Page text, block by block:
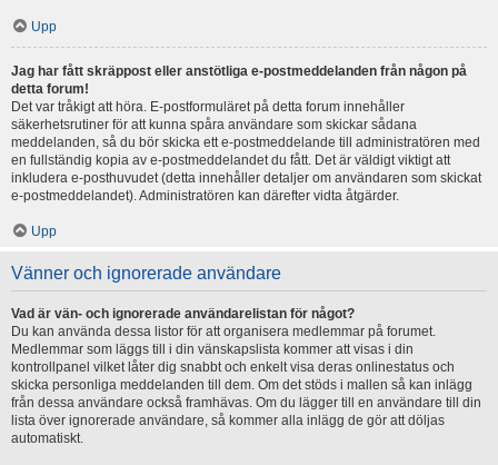
Upp
Jag har fått skräppost eller anstötliga e-postmeddelanden från någon på
detta forum!
Det var tråkigt att höra. E-postformuläret på detta forum innehåller
säkerhetsrutiner för att kunna spåra användare som skickar sådana
meddelanden, så du bör skicka ett e-postmeddelande till administratören med
en fullständig kopia av e-postmeddelandet du fått. Det är väldigt viktigt att
inkludera e-posthuvudet (detta innehåller detaljer om användaren som skickat
e-postmeddelandet). Administratören kan därefter vidta åtgärder.
Upp
Vänner och ignorerade användare
Vad är vän- och ignorerade användarelistan för något?
Du kan använda dessa listor för att organisera medlemmar på forumet.
Medlemmar som läggs till i din vänskapslista kommer att visas i din
kontrollpanel vilket låter dig snabbt och enkelt visa deras onlinestatus och
skicka personliga meddelanden till dem. Om det stöds i mallen så kan inlägg
från dessa användare också framhävas. Om du lägger till en användare till din
lista över ignorerade användare, så kommer alla inlägg de gör att döljas
automatiskt.